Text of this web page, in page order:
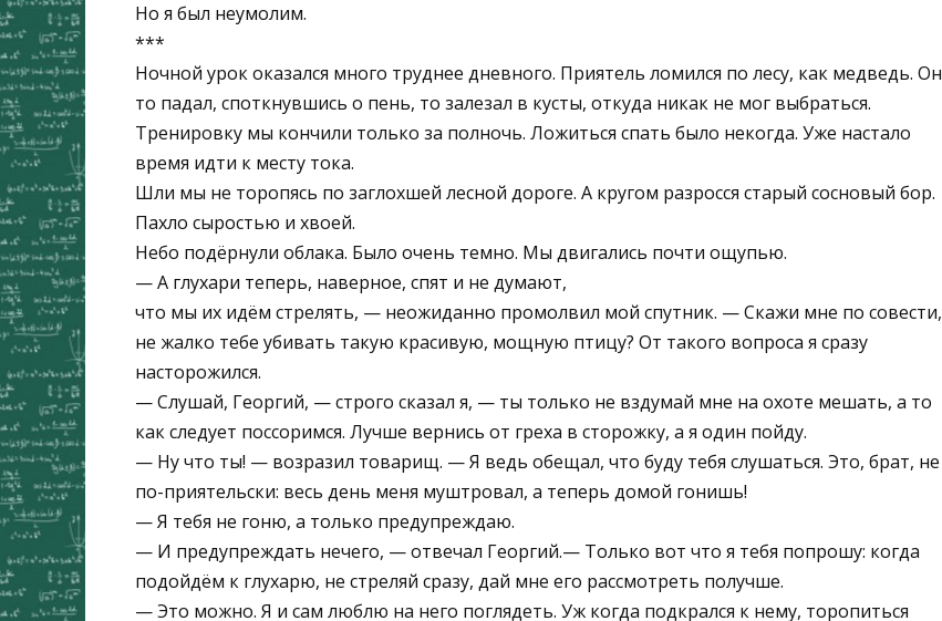
Но я был неумолим.
***
Ночной урок оказался много труднее дневного. Приятель ломился по лесу, как медведь. Он
то падал, споткнувшись о пень, то залезал в кусты, откуда никак не мог выбраться.
Тренировку мы кончили только за полночь. Ложиться спать было некогда. Уже настало
время идти к месту тока.
Шли мы не торопясь по заглохшей лесной дороге. А кругом разросся старый сосновый бор.
Пахло сыростью и хвоей.
Небо подёрнули облака. Было очень темно. Мы двигались почти ощупью.
— А глухари теперь, наверное, спят и не думают,
что мы их идём стрелять, — неожиданно промолвил мой спутник. — Скажи мне по совести,
не жалко тебе убивать такую красивую, мощную птицу? От такого вопроса я сразу
насторожился.
— Слушай, Георгий, — строго сказал я, — ты только не вздумай мне на охоте мешать, а то
как следует поссоримся. Лучше вернись от греха в сторожку, а я один пойду.
— Ну что ты! — возразил товарищ. — Я ведь обещал, что буду тебя слушаться. Это, брат, не
по-приятельски: весь день меня муштровал, а теперь домой гонишь!
— Я тебя не гоню, а только предупреждаю.
— И предупреждать нечего, — отвечал Георгий.— Только вот что я тебя попрошу: когда
подойдём к глухарю, не стреляй сразу, дай мне его рассмотреть получше.
— Это можно. Я и сам люблю на него поглядеть. Уж когда подкрался к нему, торопиться